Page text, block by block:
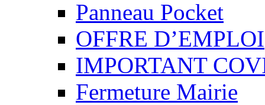
Panneau Pocket
OFFRE D’EMPLOI
IMPORTANT
Fermeture Mairie